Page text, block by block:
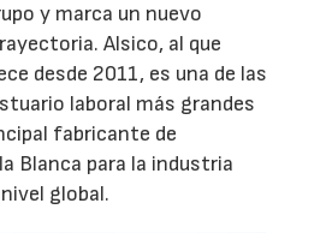
y marca un nuevo
Alsico, al que
desde 2011, es una de las
laboral más grandes
fabricante de
Blanca para la industria
global.